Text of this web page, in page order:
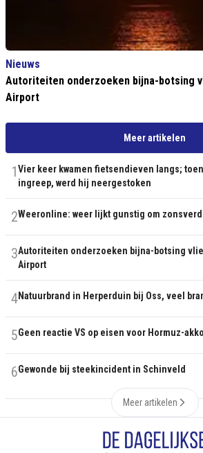
Nieuws
Autoriteiten onderzoeken bijna-botsing
Airport
Meer artikelen
1Vier keer kwamen fietsendieven langs;
ingreep, werd hij neergestoken
2Weeronline: weer lijkt gunstig om
3Autoriteiten onderzoeken bijna-botsing
Airport
4Natuurbrand in Herperduin bij Oss, veel
5Geen reactie VS op eisen voor Hormuz-
6Gewonde bij steekincident in Schinveld
Meer artikelen